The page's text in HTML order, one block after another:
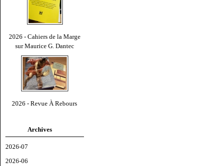
2026 - Cahiers de la Marge
sur Maurice G. Dantec
2026 - Revue À Rebours
Archives
2026-07
2026-06